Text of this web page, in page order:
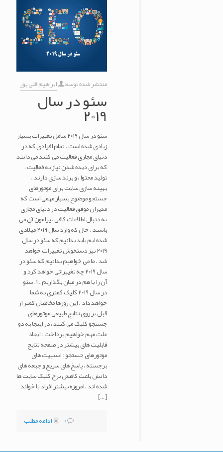
منتشر شده توسط ابراهیم قلی پور
سئو در سال
۲۰۱۹
سئو در سال ۲۰۱۹ شامل تغییرات بسیار
زیادی شده است . تمام افرادی که در
دنیای مجازی فعالیت می کنند می دانند
که برای دیده شدن نیاز به فعالیت ،
تولید محتوا ، و برند سازی دارند .
بهینه سازی سایت برای موتورهای
جستجو موضوع بسیار مهمی است که
مدیران موفق فعالیت در دنیای مجازی
به دنبال اطلاعات کافی پیرامون آن می
باشند . حال که وارد سال ۲۰۱۹ میلادی
شده ایم باید بدانیم که سئو در سال
۲۰۱۹ نیز دستخوش تغییرات خواهد
شد . ما می خواهیم بدانیم که سئو در
سال ۲۰۱۹ چه تغییراتی خواهد کرد و
آن را با هم در میان بگذاریم . ۱ – سئو
در سال ۲۰۱۹ کلیک کمتری به شما
خواهد داد . این روزها مخاطبان کمتر از
قبل بر روی نتایج طبیعی موتورهای
جستجو کلیک می کنند ، در اینجا به دو
علت مهم خواهیم پرداخت : ایجاد
قابلیت های بیشتر در صفحه نتایج
موتورهای جستجو : اسنیپت های
برجسته ، پاسخ های سریع و جبعه های
دانش باعث کاهش نرخ کلیک سایت ها
شده اند ، امروزه بیشتر افراد با خواند
[…]
0
ادامه مطلب